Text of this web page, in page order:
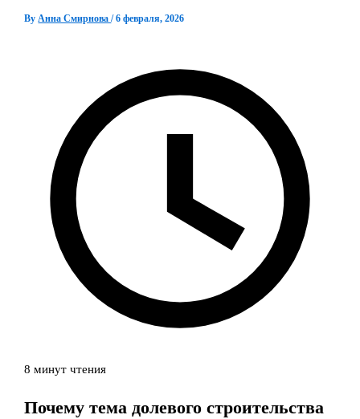
ByАнна Смирнова/6 февраля, 2026
8 минут чтения
Почему тема долевого строительства